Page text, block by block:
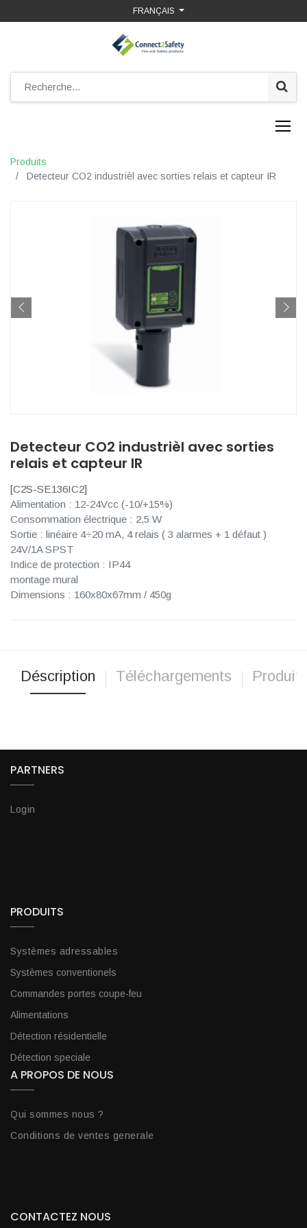
FRANÇAIS
Produits
Detecteur CO2 industrièl avec sorties relais et capteur IR
Detecteur CO2 industrièl avec sorties
relais et capteur IR
[C2S-SE136IC2]
Alimentation : 12-24Vcc (-10/+15%)
Consommation électrique : 2,5 W
Sortie : linéaire 4÷20 mA, 4 relais ( 3 alarmes + 1 défaut )
24V/1A SPST
Indice de protection : IP44
montage mural
Dimensions : 160x80x67mm / 450g
Déscription Téléchargements
PARTNERS
Login
PRODUITS
Systèmes adressables
Systèmes conventionels
Commandes portes coupe-feu
Alimentations
Détection résidentielle
Détection speciale
A PROPOS DE NOUS
Qui sommes nous ?
Conditions de ventes generale
CONTACTEZ NOUS